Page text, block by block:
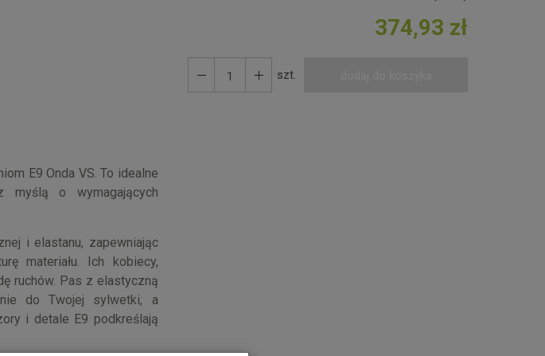
374,93 zł
szt.
E9 Onda VS. To idealne
myślą o wymagających
i elastanu, zapewniając
materiału. Ich kobiecy,
ruchów. Pas z elastyczną
do Twojej sylwetki, a
i detale E9 podkreślają